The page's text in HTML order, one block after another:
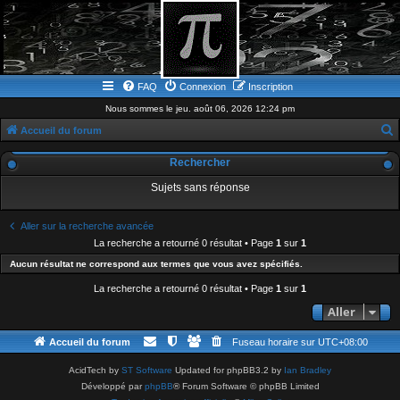
FAQ Connexion Inscription
Nous sommes le jeu. août 06, 2026 12:24 pm
Accueil du forum
e
c
Rechercher
Sujets sans réponse
Aller sur la recherche avancée
La recherche a retourné 0 résultat • Page 1 sur 1
Aucun résultat ne correspond aux termes que vous avez spécifiés.
La recherche a retourné 0 résultat • Page 1 sur 1
Aller
Accueil du forum Fuseau horaire sur UTC+08:00
AcidTech by ST Software Updated for phpBB3.2 by Ian Bradley
Développé parphpBB® Forum Software © phpBB Limited